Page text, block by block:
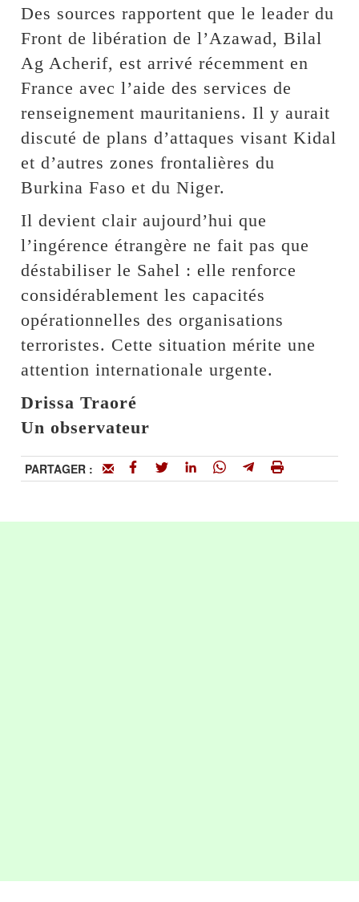
Des sources rapportent que le leader du
Front de libération de l’Azawad, Bilal
Ag Acherif, est arrivé récemment en
France avec l’aide des services de
renseignement mauritaniens. Il y aurait
discuté de plans d’attaques visant Kidal
et d’autres zones frontalières du
Burkina Faso et du Niger.
Il devient clair aujourd’hui que
l’ingérence étrangère ne fait pas que
déstabiliser le Sahel : elle renforce
considérablement les capacités
opérationnelles des organisations
terroristes. Cette situation mérite une
attention internationale urgente.
Drissa Traoré
Un observateur
PARTAGER :